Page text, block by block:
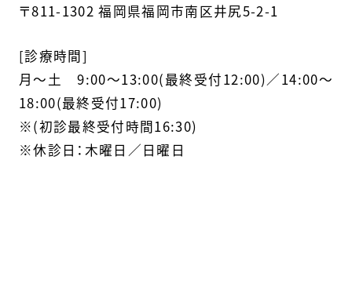
〒811-1302 福岡県福岡市南区井尻5-2-1
[診療時間]
月〜土 9:00～13:00(最終受付12:00)／14:00～
18:00(最終受付17:00)
※(初診最終受付時間16:30)
※休診日：木曜日／日曜日